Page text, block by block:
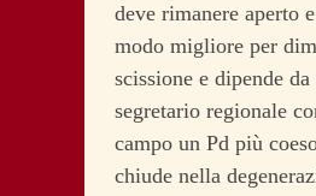
deve rimanere aperto
modo migliore per
scissione e dipende
segretario regionale
campo un Pd più
chiude nella